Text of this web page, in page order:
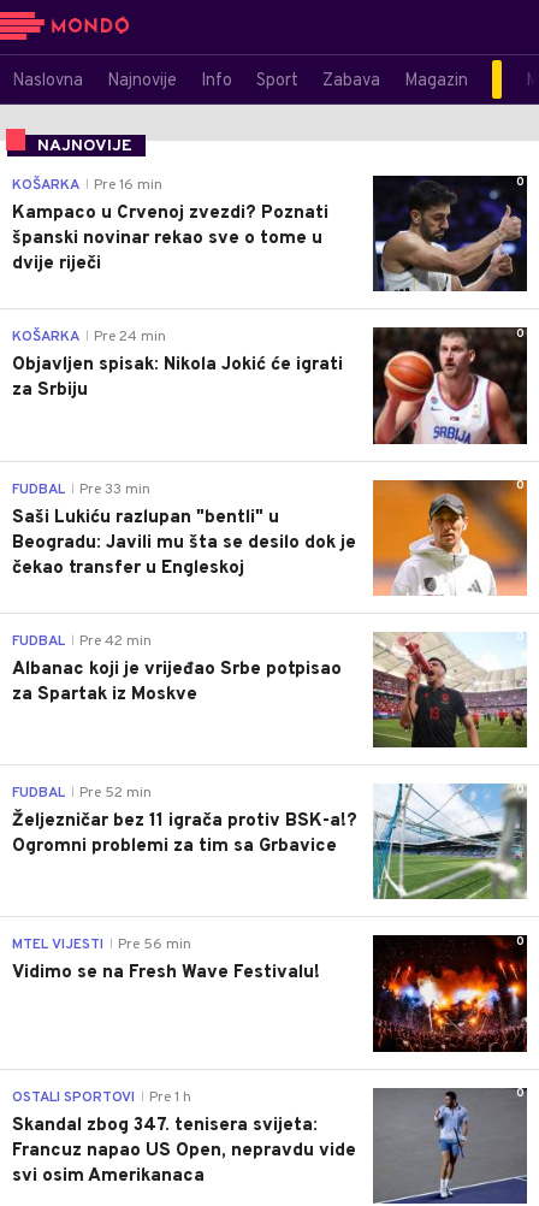
Naslovna Najnovije Info Sport Zabava Magazin
NAJNOVIJE
0
KOŠARKA Pre 16 min
Kampaco u Crvenoj zvezdi? Poznati
španski novinar rekao sve o tome u
dvije riječi
0
KOŠARKA Pre 24 min
Objavljen spisak: Nikola Jokić će igrati
za Srbiju
0
FUDBAL Pre 33 min
Saši Lukiću razlupan "bentli" u
Beogradu: Javili mu šta se desilo dok je
čekao transfer u Engleskoj
0
FUDBAL Pre 42 min
Albanac koji je vrijeđao Srbe potpisao
za Spartak iz Moskve
0
FUDBAL Pre 52 min
Željezničar bez 11 igrača protiv BSK-a!?
Ogromni problemi za tim sa Grbavice
0
MTEL VIJESTI Pre 56 min
Vidimo se na Fresh Wave Festivalu!
0
OSTALI SPORTOVI Pre 1 h
Skandal zbog 347. tenisera svijeta:
Francuz napao US Open, nepravdu vide
svi osim Amerikanaca